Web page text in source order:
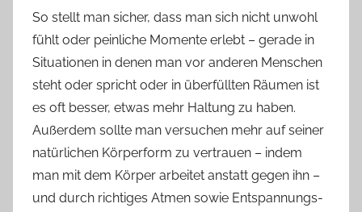
So stellt man sicher, dass man sich nicht unwohl
fühlt oder peinliche Momente erlebt – gerade in
Situationen in denen man vor anderen Menschen
steht oder spricht oder in überfüllten Räumen ist
es oft besser, etwas mehr Haltung zu haben.
Außerdem sollte man versuchen mehr auf seiner
natürlichen Körperform zu vertrauen – indem
man mit dem Körper arbeitet anstatt gegen ihn –
und durch richtiges Atmen sowie Entspannungs-